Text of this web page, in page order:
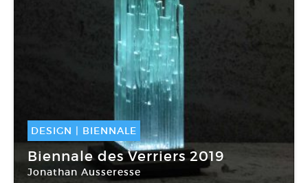
DESIGN | BIENNALE
04 Oct -06 Oct 2019
Biennale des Verriers 2019
Jonathan Ausseresse